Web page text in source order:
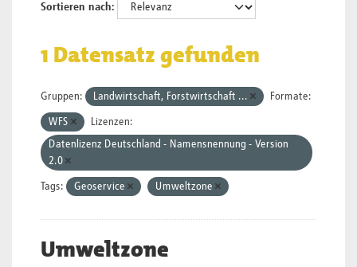
Sortieren nach
1 Datensatz gefunden
Gruppen: Landwirtschaft, Forstwirtschaft ... Formate:
WFS
Lizenzen:
Datenlizenz Deutschland - Namensnennung - Version
2.0
Tags: Geoservice Umweltzone
Umweltzone